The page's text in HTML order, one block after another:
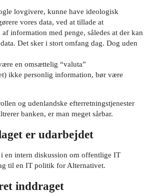
lovgivere, kunne have ideologisk
vores data, ved at tillade at
information med penge, således at der kan
Det sker i stort omfang dag. Dog uden
en omsættelig “valuta”
ikke personlig information, bør være
og udenlandske efterretningstjenester
banken, er man meget sårbar.
er udarbejdet
en intern diskussion om offentlige IT
til en IT politik for Alternativet.
inddraget